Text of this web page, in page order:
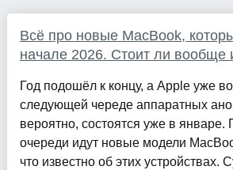
Всё про новые MacBook,
начале 2026. Стоит ли вообще
Год подошёл к концу, а Apple уже
следующей череде аппаратных
вероятно, состоятся уже в
очереди идут новые модели
что известно об этих устройствах.